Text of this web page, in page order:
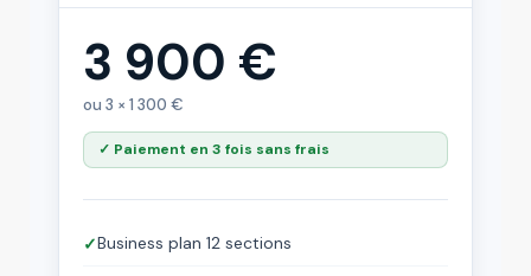
3 900 €
ou 3 × 1 300 €
✓ Paiement en 3 fois sans frais
✓Business plan 12 sections